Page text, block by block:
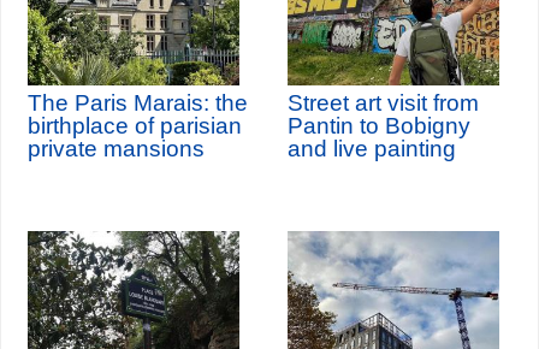
The Paris Marais: the
birthplace of parisian
private mansions
Street art visit from
Pantin to Bobigny
and live painting